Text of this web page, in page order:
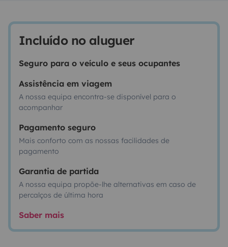
Incluído no aluguer
Seguro para o veículo e seus ocupantes
Assistência em viagem
A nossa equipa encontra-se disponível para o
acompanhar
Pagamento seguro
Mais conforto com as nossas facilidades de
pagamento
Garantia de partida
A nossa equipa propõe-lhe alternativas em caso de
percalços de última hora
Saber mais